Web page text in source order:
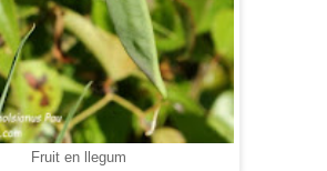
Fruit en llegum